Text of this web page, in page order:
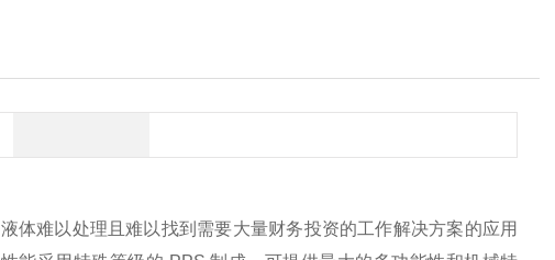
体难以处理且难以找到需要大量财务投资的工作解决方案的应用